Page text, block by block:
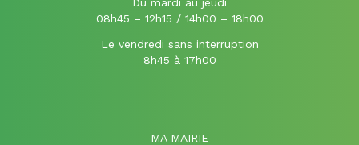
08h45 – 12h15 / 14h00 – 18h00
Le vendredi sans interruption
8h45 à 17h00
MA MAIRIE